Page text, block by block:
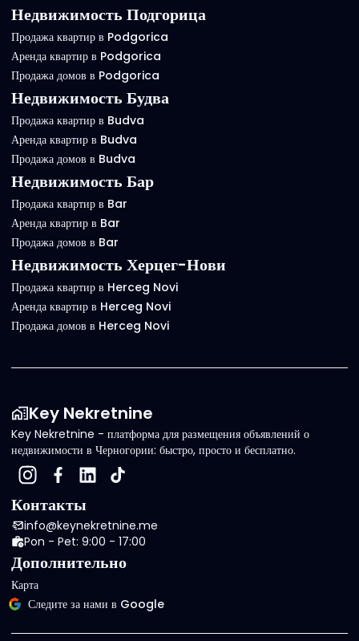
Недвижимость Подгорица
Продажа квартир в Podgorica
Аренда квартир в Podgorica
Продажа домов в Podgorica
Недвижимость Будва
Продажа квартир в Budva
Аренда квартир в Budva
Продажа домов в Budva
Недвижимость Бар
Продажа квартир в Bar
Аренда квартир в Bar
Продажа домов в Bar
Недвижимость Херцег-Нови
Продажа квартир в Herceg Novi
Аренда квартир в Herceg Novi
Продажа домов в Herceg Novi
Key Nekretnine
Key Nekretnine - платформа для размещения объявлений о
недвижимости в Черногории: быстро, просто и бесплатно.
Контакты
info@keynekretnine.me
Pon - Pet: 9:00 - 17:00
Дополнительно
Карта
Следите за нами в Google